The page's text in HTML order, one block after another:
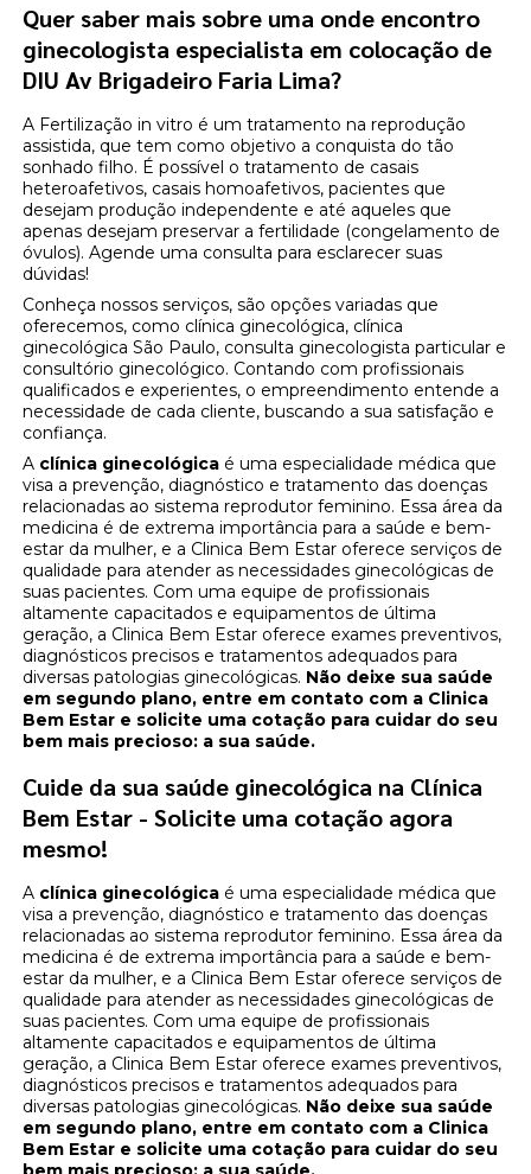
Quer saber mais sobre uma onde encontro
ginecologista especialista em colocação de
DIU Av Brigadeiro Faria Lima?
A Fertilização in vitro é um tratamento na reprodução
assistida, que tem como objetivo a conquista do tão
sonhado filho. É possível o tratamento de casais
heteroafetivos, casais homoafetivos, pacientes que
desejam produção independente e até aqueles que
apenas desejam preservar a fertilidade (congelamento de
óvulos). Agende uma consulta para esclarecer suas
dúvidas!
Conheça nossos serviços, são opções variadas que
oferecemos, como clínica ginecológica, clínica
ginecológica São Paulo, consulta ginecologista particular e
consultório ginecológico. Contando com profissionais
qualificados e experientes, o empreendimento entende a
necessidade de cada cliente, buscando a sua satisfação e
confiança.
A clínica ginecológica é uma especialidade médica que
visa a prevenção, diagnóstico e tratamento das doenças
relacionadas ao sistema reprodutor feminino. Essa área da
medicina é de extrema importância para a saúde e bem-
estar da mulher, e a Clinica Bem Estar oferece serviços de
qualidade para atender as necessidades ginecológicas de
suas pacientes. Com uma equipe de profissionais
altamente capacitados e equipamentos de última
geração, a Clinica Bem Estar oferece exames preventivos,
diagnósticos precisos e tratamentos adequados para
diversas patologias ginecológicas. Não deixe sua saúde
em segundo plano, entre em contato com a Clinica
Bem Estar e solicite uma cotação para cuidar do seu
bem mais precioso: a sua saúde.
Cuide da sua saúde ginecológica na Clínica
Bem Estar - Solicite uma cotação agora
mesmo!
A clínica ginecológica é uma especialidade médica que
visa a prevenção, diagnóstico e tratamento das doenças
relacionadas ao sistema reprodutor feminino. Essa área da
medicina é de extrema importância para a saúde e bem-
estar da mulher, e a Clinica Bem Estar oferece serviços de
qualidade para atender as necessidades ginecológicas de
suas pacientes. Com uma equipe de profissionais
altamente capacitados e equipamentos de última
geração, a Clinica Bem Estar oferece exames preventivos,
diagnósticos precisos e tratamentos adequados para
diversas patologias ginecológicas. Não deixe sua saúde
em segundo plano, entre em contato com a Clinica
Bem Estar e solicite uma cotação para cuidar do seu